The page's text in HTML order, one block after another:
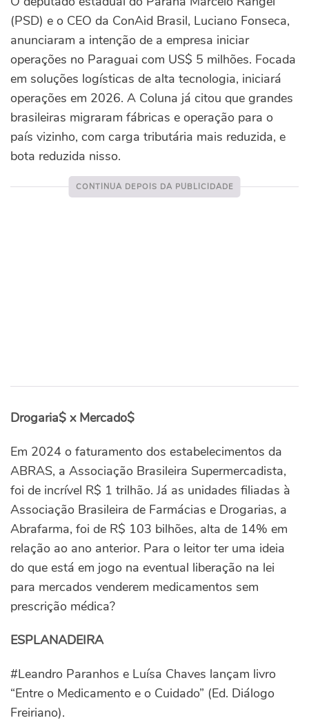
(PSD) e o CEO da ConAid Brasil, Luciano Fonseca,
anunciaram a intenção de a empresa iniciar
operações no Paraguai com US$ 5 milhões. Focada
em soluções logísticas de alta tecnologia, iniciará
operações em 2026. A Coluna já citou que grandes
brasileiras migraram fábricas e operação para o
país vizinho, com carga tributária mais reduzida, e
bota reduzida nisso.
Drogaria$ x Mercado$
Em 2024 o faturamento dos estabelecimentos da
ABRAS, a Associação Brasileira Supermercadista,
foi de incrível R$ 1 trilhão. Já as unidades filiadas à
Associação Brasileira de Farmácias e Drogarias, a
Abrafarma, foi de R$ 103 bilhões, alta de 14% em
relação ao ano anterior. Para o leitor ter uma ideia
do que está em jogo na eventual liberação na lei
para mercados venderem medicamentos sem
prescrição médica?
ESPLANADEIRA
#Leandro Paranhos e Luísa Chaves lançam livro
“Entre o Medicamento e o Cuidado” (Ed. Diálogo
Freiriano).